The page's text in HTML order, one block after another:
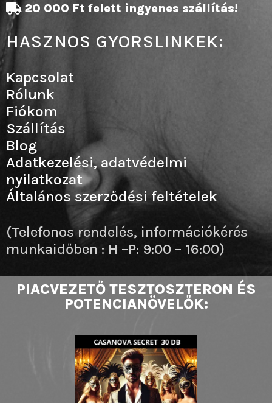
PIACVEZETŐ TESZTOSZTERON ÉS
POTENCIANÖVELŐK:
20 000 Ft felett ingyenes szállítás!
HASZNOS GYORSLINKEK:
Kapcsolat
Rólunk
Fiókom
Szállítás
Blog
Adatkezelési, adatvédelmi
nyilatkozat
Általános szerződési feltételek
(Telefonos rendelés, információkérés
munkaidőben : H –P: 9:00 – 16:00)